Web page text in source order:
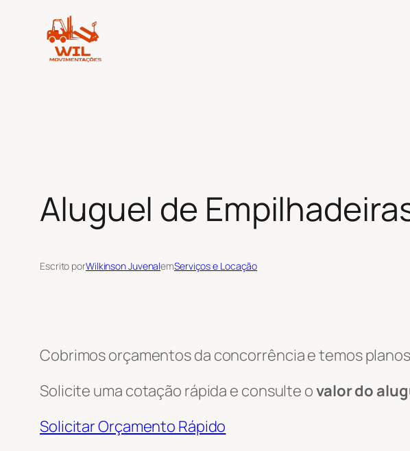
Aluguel de
Escrito porWilkinson JuvenalemServiços e Locação
Cobrimos orçamentos da concorrência e temos
Solicite uma cotação rápida e consulte ovalor do
Solicitar Orçamento Rápido